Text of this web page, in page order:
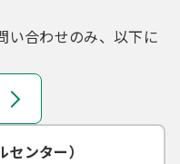
い合わせのみ、以下に
ンター）